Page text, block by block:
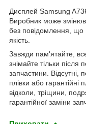
Дисплей Samsung
Виробник може
без повідомлення, що
якість.
Завжди пам'ятайте,
знімайте тільки після
запчастини. Відсутні,
плівки або гарантійні
відколи, тріщини,
гарантійної заміни